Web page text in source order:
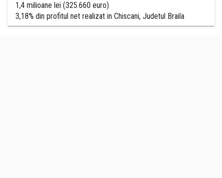
1,4 milioane lei (325.660 euro)
3,18% din profitul net realizat in Chiscani, Judetul Braila